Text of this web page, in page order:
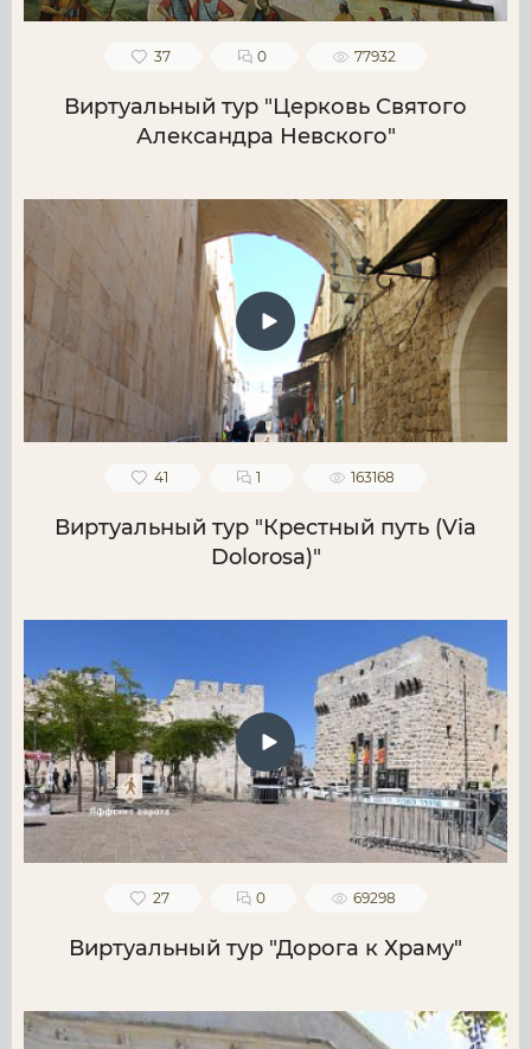
37 0 77932
Виртуальный тур "Церковь Святого
Александра Невского"
41 1 163168
Виртуальный тур "Крестный путь (Via
Dolorosa)"
27 0 69298
Виртуальный тур "Дорога к Храму"